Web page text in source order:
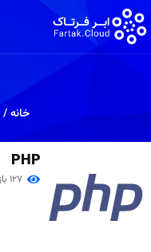
خانه/
PHP
127 بازدید